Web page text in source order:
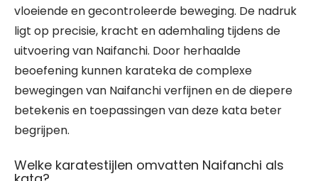
vloeiende en gecontroleerde beweging. De nadruk
ligt op precisie, kracht en ademhaling tijdens de
uitvoering van Naifanchi. Door herhaalde
beoefening kunnen karateka de complexe
bewegingen van Naifanchi verfijnen en de diepere
betekenis en toepassingen van deze kata beter
begrijpen.
Welke karatestijlen omvatten Naifanchi als